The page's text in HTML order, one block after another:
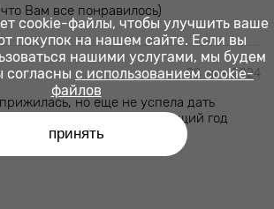
Вам все понравилось)
29 июн 2024
но еще не успела дать
уже пошли, на следующий год
cookie-файлы, чтобы улучшить ваше
покупок на нашем сайте. Если вы
нашими услугами, мы будем
согласны с использованием cookie-
файлов
принять